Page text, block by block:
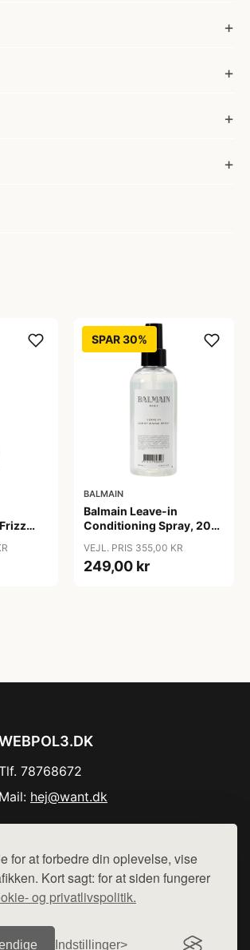
for at forbedre din oplevelse, vise
Kort sagt: for at siden fungerer
og privatlivspolitik.
Indstillinger
SPAR 30%
BALMAIN
Balmain Leave-in
Conditioning Spray, 200
VEJL. PRIS 355,00 KR
249,00 kr
78768672
Mail: hej@want.dk
denne side - vi henviser til de shops,